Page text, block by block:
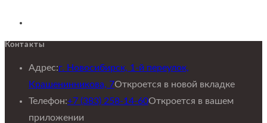
Контакты
Адрес:г. Новосибирск, 1-й переулок,
Крашенинникова, 7Откроется в новой вкладке
Телефон:+7 (383) 258-14-60Откроется в вашем
приложении